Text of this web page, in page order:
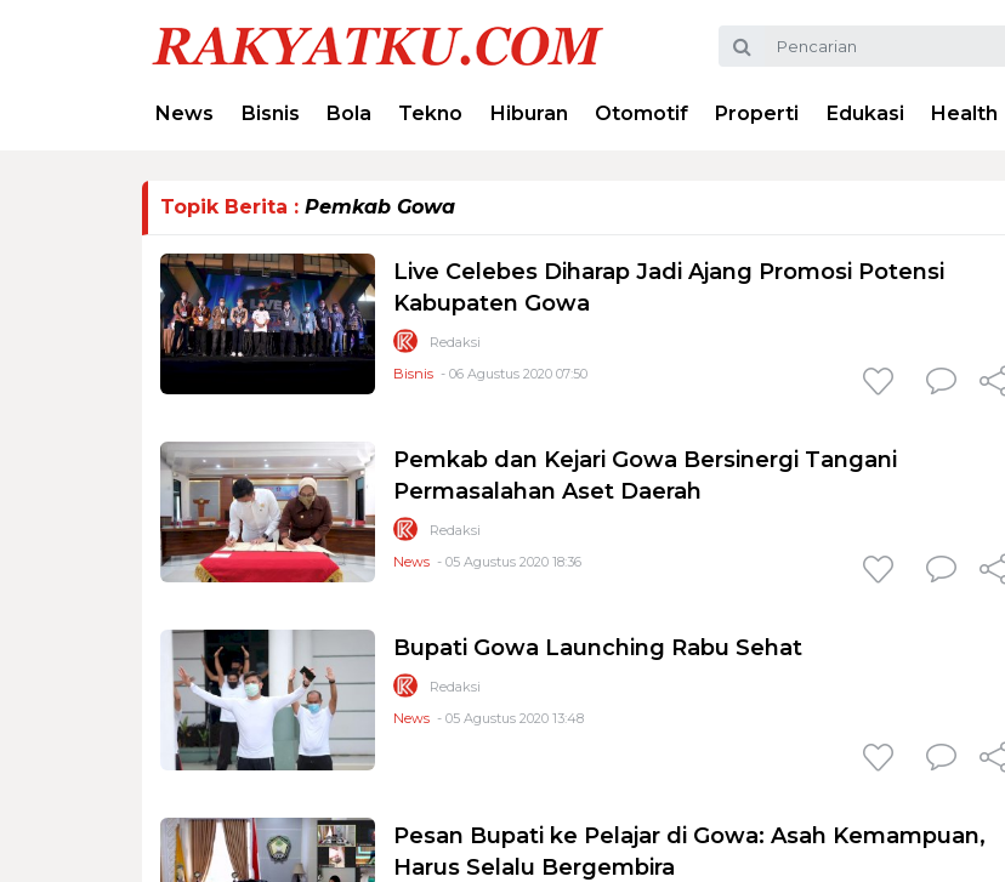
News Bisnis Bola Tekno Hiburan Otomotif Properti Edukasi Health
Topik Berita : Pemkab Gowa
Live Celebes Diharap Jadi Ajang Promosi Potensi
Kabupaten Gowa
Redaksi
Bisnis - 06 Agustus 2020 07:50
Pemkab dan Kejari Gowa Bersinergi Tangani
Permasalahan Aset Daerah
Redaksi
News - 05 Agustus 2020 18:36
Bupati Gowa Launching Rabu Sehat
Redaksi
News - 05 Agustus 2020 13:48
Pesan Bupati ke Pelajar di Gowa: Asah Kemampuan,
Harus Selalu Bergembira